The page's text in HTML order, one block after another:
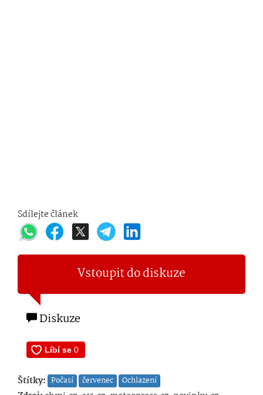
Sdílejte článek
Vstoupit do diskuze
Diskuze
Štítky: Počasí červenec Ochlazení